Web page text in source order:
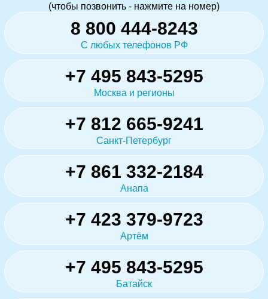
(чтобы позвонить - нажмите на номер)
8 800 444-8243
С любых телефонов РФ
+7 495 843-5295
Москва и регионы
+7 812 665-9241
Санкт-Петербург
+7 861 332-2184
Анапа
+7 423 379-9723
Артём
+7 495 843-5295
Батайск